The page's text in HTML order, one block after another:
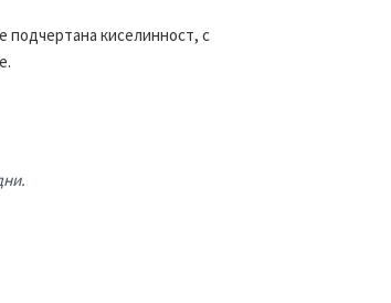
подчертана киселинност, с
200 гр.